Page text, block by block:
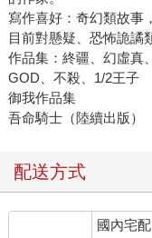
寫作喜好：奇幻類故事
目前對懸疑、恐怖詭譎
作品集：終疆、幻虛真
GOD、不殺、1/2王子
御我作品集
吾命騎士（陸續出版）
配送方式
國內宅